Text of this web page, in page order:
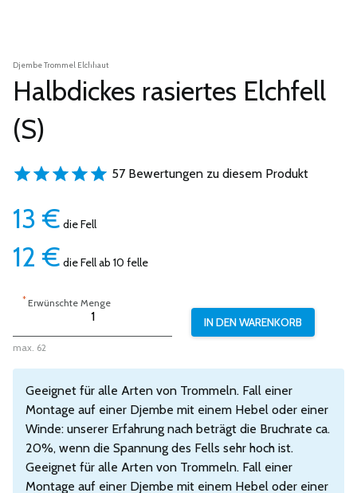
Djembe Trommel Elchhaut
Halbdickes rasiertes Elchfell
(S)
57 Bewertungen zu diesem Produkt
13 € die Fell
12 € die Fell ab 10 felle
*Erwünschte Menge
max. 62
Geeignet für alle Arten von Trommeln. Fall einer
Montage auf einer Djembe mit einem Hebel oder einer
Winde: unserer Erfahrung nach beträgt die Bruchrate ca.
20%, wenn die Spannung des Fells sehr hoch ist.
Geeignet für alle Arten von Trommeln. Fall einer
Montage auf einer Djembe mit einem Hebel oder einer